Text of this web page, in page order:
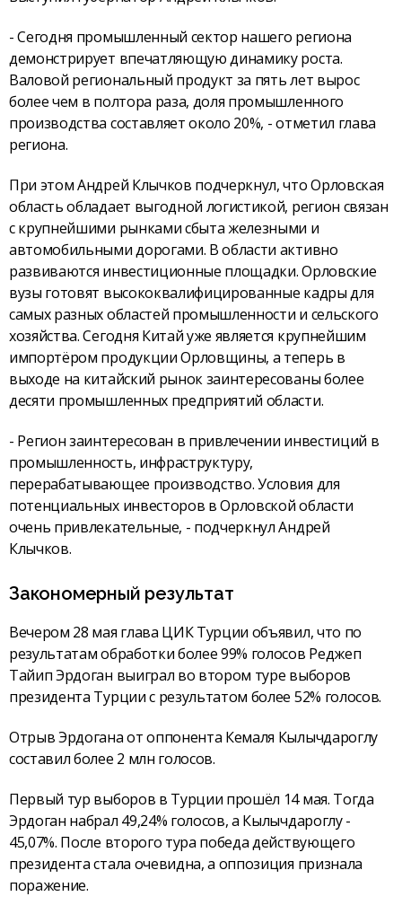
- Сегодня промышленный сектор нашего региона
демонстрирует впечатляющую динамику роста.
Валовой региональный продукт за пять лет вырос
более чем в полтора раза, доля промышленного
производства составляет около 20%, - отметил глава
региона.
При этом Андрей Клычков подчеркнул, что Орловская
область обладает выгодной логистикой, регион связан
с крупнейшими рынками сбыта железными и
автомобильными дорогами. В области активно
развиваются инвестиционные площадки. Орловские
вузы готовят высококвалифицированные кадры для
самых разных областей промышленности и сельского
хозяйства. Сегодня Китай уже является крупнейшим
импортёром продукции Орловщины, а теперь в
выходе на китайский рынок заинтересованы более
десяти промышленных предприятий области.
- Регион заинтересован в привлечении инвестиций в
промышленность, инфраструктуру,
перерабатывающее производство. Условия для
потенциальных инвесторов в Орловской области
очень привлекательные, - подчеркнул Андрей
Клычков.
Закономерный результат
Вечером 28 мая глава ЦИК Турции объявил, что по
результатам обработки более 99% голосов Реджеп
Тайип Эрдоган выиграл во втором туре выборов
президента Турции с результатом более 52% голосов.
Отрыв Эрдогана от оппонента Кемаля Кылычдароглу
составил более 2 млн голосов.
Первый тур выборов в Турции прошёл 14 мая. Тогда
Эрдоган набрал 49,24% голосов, а Кылычдароглу -
45,07%. После второго тура победа действующего
президента стала очевидна, а оппозиция признала
поражение.